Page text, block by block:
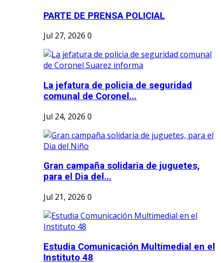
PARTE DE PRENSA POLICIAL
Jul 27, 2026 0
La jefatura de policia de seguridad
comunal de Coronel...
Jul 24, 2026 0
Gran campaña solidaria de juguetes,
para el Dia del...
Jul 21, 2026 0
Estudia Comunicación Multimedial en el
Instituto 48